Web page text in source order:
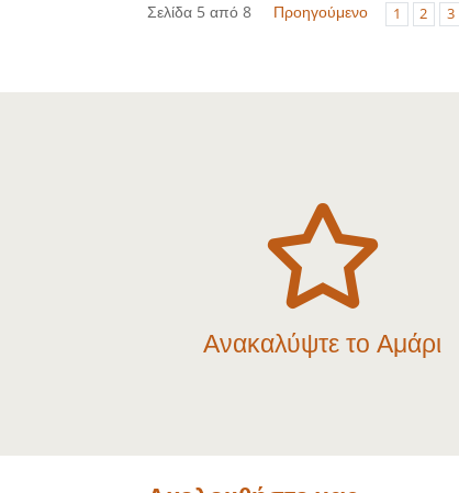
Σελίδα 5 από 8 Προηγούμενο 1 2 3

Ανακαλύψτε το Αμάρι